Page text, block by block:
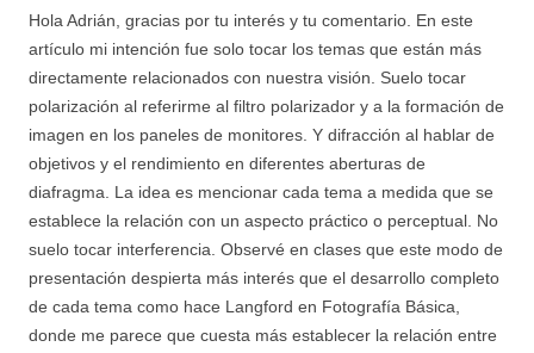
Hola Adrián, gracias por tu interés y tu comentario. En este
artículo mi intención fue solo tocar los temas que están más
directamente relacionados con nuestra visión. Suelo tocar
polarización al referirme al filtro polarizador y a la formación de
imagen en los paneles de monitores. Y difracción al hablar de
objetivos y el rendimiento en diferentes aberturas de
diafragma. La idea es mencionar cada tema a medida que se
establece la relación con un aspecto práctico o perceptual. No
suelo tocar interferencia. Observé en clases que este modo de
presentación despierta más interés que el desarrollo completo
de cada tema como hace Langford en Fotografía Básica,
donde me parece que cuesta más establecer la relación entre